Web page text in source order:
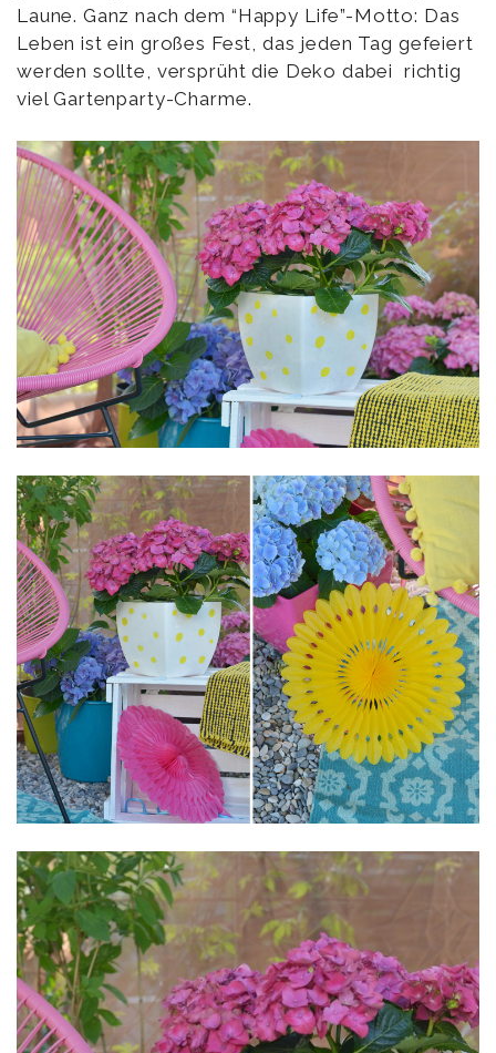
Laune. Ganz nach dem “Happy Life”-Motto: Das
Leben ist ein großes Fest, das jeden Tag gefeiert
werden sollte, versprüht die Deko dabei richtig
viel Gartenparty-Charme.